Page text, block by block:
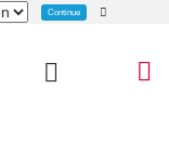
Continue